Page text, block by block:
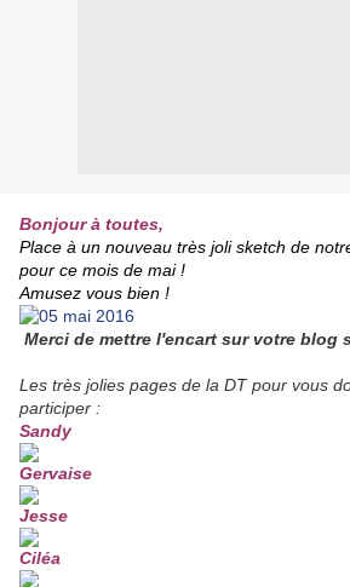
Bonjour à toutes,
Place à un nouveau très joli sketch de
pour ce mois de mai !
Amusez vous bien !
Merci de mettre l'encart sur votre blog
Les très jolies pages de la DT pour vous
participer :
Sandy
Gervaise
Jesse
Ciléa